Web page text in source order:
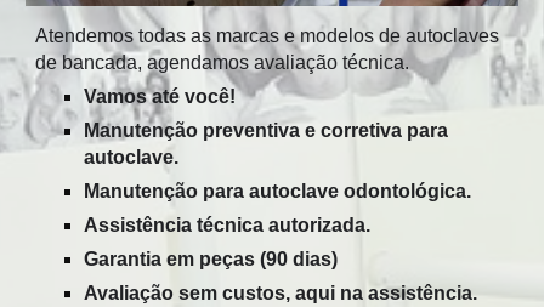
Atendemos todas as marcas e modelos de autoclaves
de bancada, agendamos avaliação técnica.
Vamos até você!
Manutenção preventiva e corretiva para
autoclave.
Manutenção para autoclave odontológica.
Assistência técnica autorizada.
Garantiaem peças (90 dias)
Avaliação sem custos, aqui na assistência.